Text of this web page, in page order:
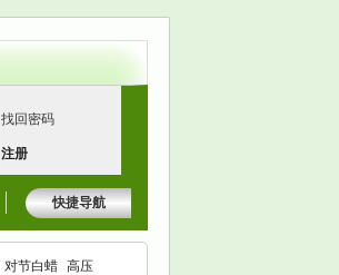
找回密码
注册
快捷导航
对节白蜡 高压